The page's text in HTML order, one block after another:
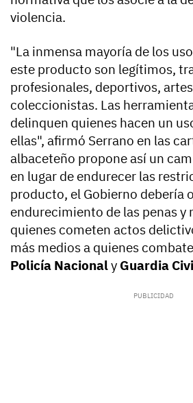
violencia.
"La inmensa mayoría de los
este producto son legítimos,
profesionales, deportivos,
coleccionistas. Las
delinquen quienes hacen un
ellas", afirmó Serrano en las
albaceteño propone así un
en lugar de endurecer las
producto, el Gobierno debería
endurecimiento de las penas y
quienes cometen actos
más medios a quienes
Policía Nacionaly Guardia